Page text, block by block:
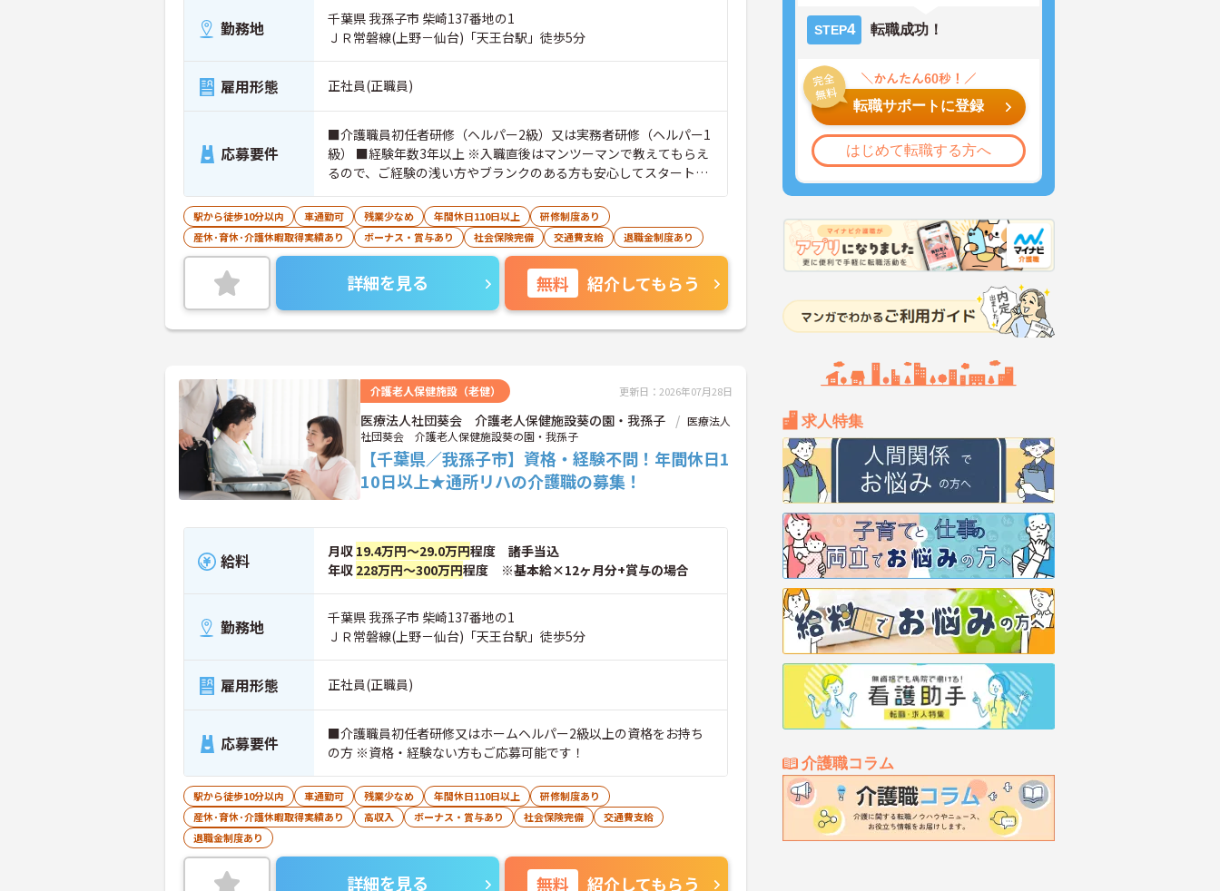
STEP4 転職成功！
転職サポートに登録
はじめて転職する方へ
求人特集
介護職コラム
勤務地
千葉県 我孫子市 柴崎137番地の1
ＪＲ常磐線(上野－仙台)「天王台駅」徒歩5分
雇用形態 正社員(正職員)
応募要件
■介護職員初任者研修（ヘルパー2級）又は実務者研修（ヘルパー1
級） ■経験年数3年以上 ※入職直後はマンツーマンで教えてもらえ
るので、ご経験の浅い方やブランクのある方も安心してスタートで
きます。
駅から徒歩10分以内 車通勤可 残業少なめ 年間休日110日以上
研修制度あり
産休･育休･介護休暇取得実績あり
ボーナス・賞与あり 社会保険完備 交通費支給 退職金制度あり
詳細を見る 無料 紹介してもらう
介護老人保健施設（老健） 更新日：2026年07月28日
医療法人社団葵会 介護老人保健施設葵の園・我孫子
医療法人
社団葵会 介護老人保健施設葵の園・我孫子
【千葉県／我孫子市】資格・経験不問！年間休日1
10日以上★通所リハの介護職の募集！
給料 月収 19.4万円～29.0万円程度 諸手当込
年収 228万円～300万円程度 ※基本給×12ヶ月分+賞与の場合
勤務地
千葉県 我孫子市 柴崎137番地の1
ＪＲ常磐線(上野－仙台)「天王台駅」徒歩5分
雇用形態 正社員(正職員)
応募要件
■介護職員初任者研修又はホームヘルパー2級以上の資格をお持ち
の方 ※資格・経験ない方もご応募可能です！
駅から徒歩10分以内 車通勤可 残業少なめ 年間休日110日以上
研修制度あり
産休･育休･介護休暇取得実績あり
高収入 ボーナス・賞与あり 社会保険完備
交通費支給
退職金制度あり
詳細を見る 無料 紹介してもらう